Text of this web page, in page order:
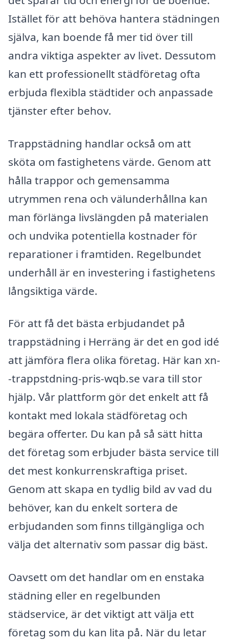
Istället för att behöva hantera städningen
själva, kan boende få mer tid över till
andra viktiga aspekter av livet. Dessutom
kan ett professionellt städföretag ofta
erbjuda flexibla städtider och anpassade
tjänster efter behov.
Trappstädning handlar också om att
sköta om fastighetens värde. Genom att
hålla trappor och gemensamma
utrymmen rena och välunderhållna kan
man förlänga livslängden på materialen
och undvika potentiella kostnader för
reparationer i framtiden. Regelbundet
underhåll är en investering i fastighetens
långsiktiga värde.
För att få det bästa erbjudandet på
trappstädning i Herräng är det en god idé
att jämföra flera olika företag. Här kan xn-
-trappstdning-pris-wqb.se vara till stor
hjälp. Vår plattform gör det enkelt att få
kontakt med lokala städföretag och
begära offerter. Du kan på så sätt hitta
det företag som erbjuder bästa service till
det mest konkurrenskraftiga priset.
Genom att skapa en tydlig bild av vad du
behöver, kan du enkelt sortera de
erbjudanden som finns tillgängliga och
välja det alternativ som passar dig bäst.
Oavsett om det handlar om en enstaka
städning eller en regelbunden
städservice, är det viktigt att välja ett
företag som du kan lita på. När du letar